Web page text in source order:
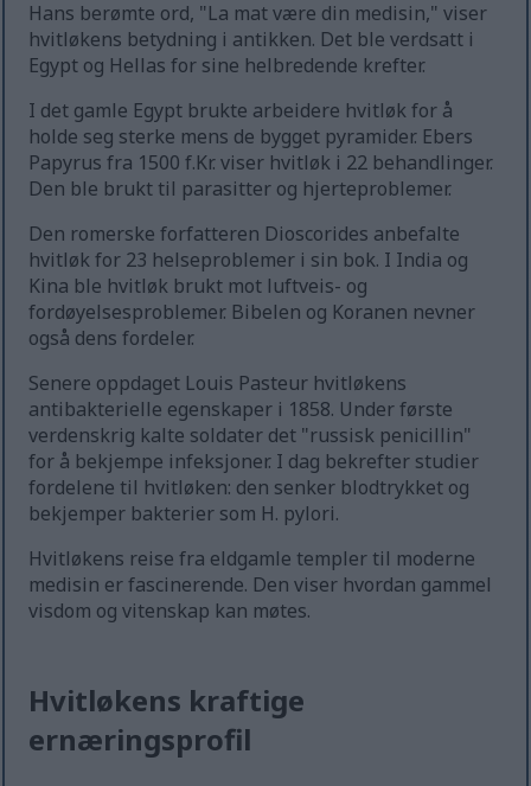
Hans berømte ord, "La mat være din medisin," viser
hvitløkens betydning i antikken. Det ble verdsatt i
Egypt og Hellas for sine helbredende krefter.
I det gamle Egypt brukte arbeidere hvitløk for å
holde seg sterke mens de bygget pyramider. Ebers
Papyrus fra 1500 f.Kr. viser hvitløk i 22 behandlinger.
Den ble brukt til parasitter og hjerteproblemer.
Den romerske forfatteren Dioscorides anbefalte
hvitløk for 23 helseproblemer i sin bok. I India og
Kina ble hvitløk brukt mot luftveis- og
fordøyelsesproblemer. Bibelen og Koranen nevner
også dens fordeler.
Senere oppdaget Louis Pasteur hvitløkens
antibakterielle egenskaper i 1858. Under første
verdenskrig kalte soldater det "russisk penicillin"
for å bekjempe infeksjoner. I dag bekrefter studier
fordelene til hvitløken: den senker blodtrykket og
bekjemper bakterier som H. pylori.
Hvitløkens reise fra eldgamle templer til moderne
medisin er fascinerende. Den viser hvordan gammel
visdom og vitenskap kan møtes.
Hvitløkens kraftige
ernæringsprofil